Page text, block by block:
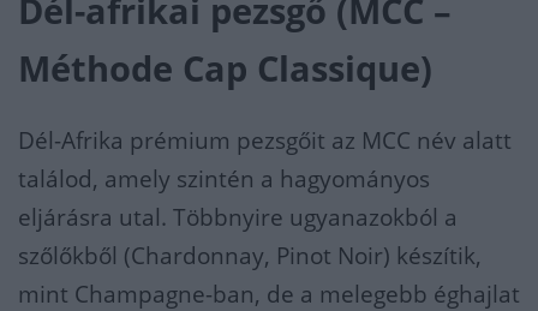
Dél-afrikai pezsgő (MCC –
Méthode Cap Classique)
Dél-Afrika prémium pezsgőit az MCC név alatt
találod, amely szintén a hagyományos
eljárásra utal. Többnyire ugyanazokból a
szőlőkből (Chardonnay, Pinot Noir) készítik,
mint Champagne-ban, de a melegebb éghajlat